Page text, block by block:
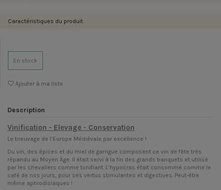
Caractéristiques du produit
En stock
Ajouter à ma liste
Description
Vinification - Elevage - Conservation
Le breuvage de l’Europe Médiévale par excellence !
Du vin, des épices et du miel de garrigue composent ce vin de fête très
répandu au Moyen Age. Il était servi à la fin des grands banquets et utilisé
par les chevaliers comme tonifiant. L’hypocras était consommé comme le
café de nos jours, pour ses vertus stimulantes et digestives. Peut-être
même aphrodisiaques !